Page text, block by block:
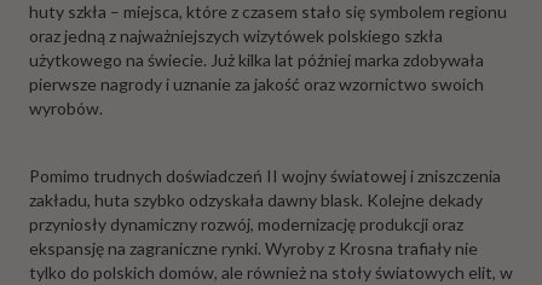
huty szkła – miejsca, które z czasem stało się symbolem regionu
oraz jedną z najważniejszych wizytówek polskiego szkła
użytkowego na świecie. Już kilka lat później marka zdobywała
pierwsze nagrody i uznanie za jakość oraz wzornictwo swoich
wyrobów.
Pomimo trudnych doświadczeń II wojny światowej i zniszczenia
zakładu, huta szybko odzyskała dawny blask. Kolejne dekady
przyniosły dynamiczny rozwój, modernizację produkcji oraz
ekspansję na zagraniczne rynki. Wyroby z Krosna trafiały nie
tylko do polskich domów, ale również na stoły światowych elit, w